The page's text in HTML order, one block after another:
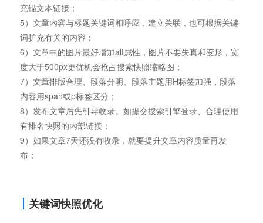
充锚文本链接；
5）文章内容与标题关键词相呼应，建立关联，也可根据关键
词扩充有关的内容；
6）文章中的图片最好增加alt属性，图片不要失真和变形，宽
度大于500px更优机会抢占搜索快照缩略图；
7）文章排版合理、段落分明、段落主题用H标签加强，段落
内容用span或p标签区分；
8）发布文章后先引导收录。如提交搜索引擎登录、合理使用
有排名快照的内部链接；
9）如果文章7天还没有收录，就要提升文章内容质量再发
布；
关键词快照优化